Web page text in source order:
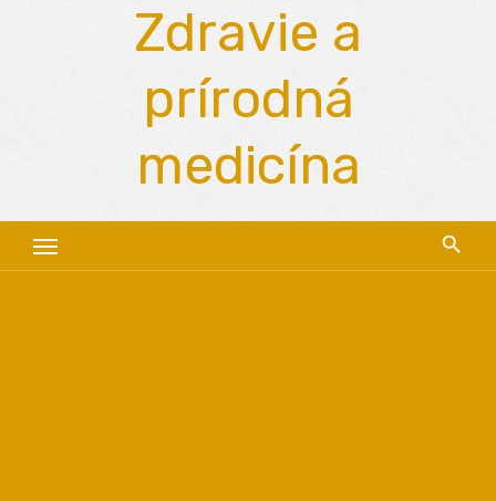
Zdravie a
prírodná
medicína